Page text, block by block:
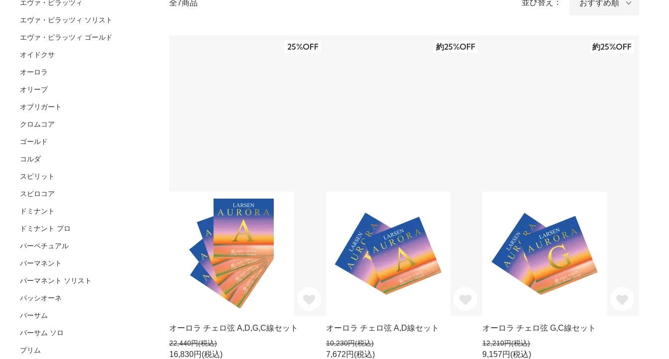
エヴァ・ピラッツィ
エヴァ・ピラッツィ ソリスト
エヴァ・ピラッツィ ゴールド
オイドクサ
オーロラ
オリーブ
オブリガート
クロムコア
ゴールド
コルダ
スピリット
スピロコア
ドミナント
ドミナント プロ
パーペチュアル
パーマネント
パーマネント ソリスト
パッシオーネ
バーサム
バーサム ソロ
プリム
全7商品 並び替え：
25%OFF
オーロラ チェロ弦 A,D,G,C線セット
22,440円(税込)
16,830円(税込)
約25%OFF
オーロラ チェロ弦 A,D線セット
10,230円(税込)
7,672円(税込)
約25%OFF
オーロラ チェロ弦 G,C線セット
12,210円(税込)
9,157円(税込)